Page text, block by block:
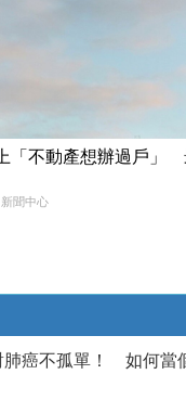
「不動產想辦過戶」
聞中心
肺癌不孤單！ 如何當